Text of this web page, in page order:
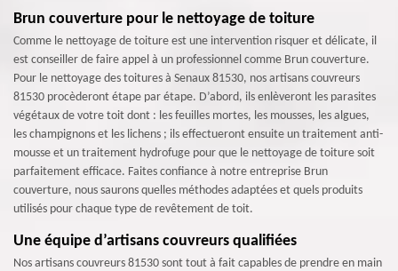
Brun couverture pour le nettoyage de toiture
Comme le nettoyage de toiture est une intervention risquer et délicate, il
est conseiller de faire appel à un professionnel comme Brun couverture.
Pour le nettoyage des toitures à Senaux 81530, nos artisans couvreurs
81530 procèderont étape par étape. D’abord, ils enlèveront les parasites
végétaux de votre toit dont : les feuilles mortes, les mousses, les algues,
les champignons et les lichens ; ils effectueront ensuite un traitement anti-
mousse et un traitement hydrofuge pour que le nettoyage de toiture soit
parfaitement efficace. Faites confiance à notre entreprise Brun
couverture, nous saurons quelles méthodes adaptées et quels produits
utilisés pour chaque type de revêtement de toit.
Une équipe d’artisans couvreurs qualifiées
Nos artisans couvreurs 81530 sont tout à fait capables de prendre en main